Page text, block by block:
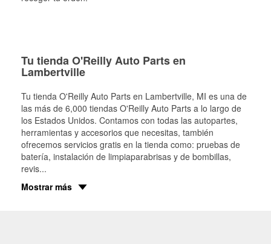
Tu tienda O'Reilly Auto Parts en
Lambertville
Tu tienda O'Reilly Auto Parts en Lambertville, MI es una de
las más de 6,000 tiendas O'Reilly Auto Parts a lo largo de
los Estados Unidos. Contamos con todas las autopartes,
herramientas y accesorios que necesitas, también
ofrecemos servicios gratis en la tienda como: pruebas de
batería, instalación de limpiaparabrisas y de bombillas,
revis...
Mostrar más